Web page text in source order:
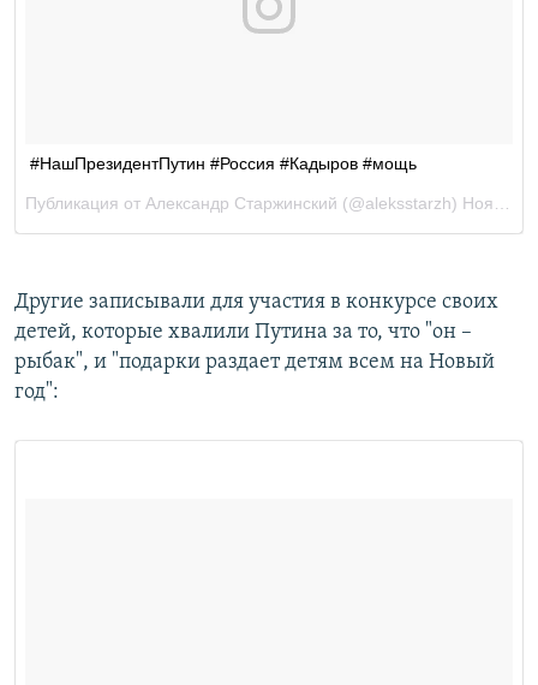
​Другие записывали для участия в конкурсе своих
детей, которые хвалили Путина за то, что "он –
рыбак", и "подарки раздает детям всем на Новый
год":